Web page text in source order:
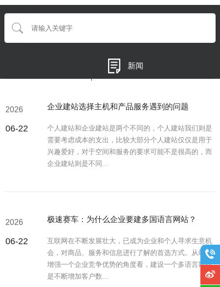
新闻
2026
06-22
企业建站选择主机和产品服务遇到的问题
个人建站和企业建站是两个不同的，个人建站我们则是
需要考虑成本的支出，比较大部分个人建站仅仅是用于
兴趣爱好，对于空间和服务的要求可能不是很高的，而
企业建站则是不同...
2026
06-22
极速赛车：为什么企业要建多国语言网站？
互联网在不断发展壮大，已成为企业和个人寻求生意机
会，对商品、服务和信息进行了解的首选方式。从站在
增强一个企业竞争优势的角度看，建设一个多语言网站
是不断增加客户数...